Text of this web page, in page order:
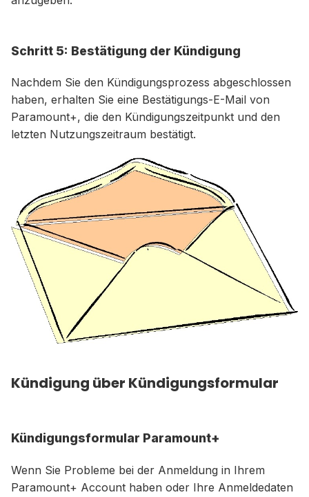
Schritt 5: Bestätigung der Kündigung
Nachdem Sie den Kündigungsprozess abgeschlossen
haben, erhalten Sie eine Bestätigungs-E-Mail von
Paramount+, die den Kündigungszeitpunkt und den
letzten Nutzungszeitraum bestätigt.
Kündigung über Kündigungsformular
Kündigungsformular Paramount+
Wenn Sie Probleme bei der Anmeldung in Ihrem
Paramount+ Account haben oder Ihre Anmeldedaten